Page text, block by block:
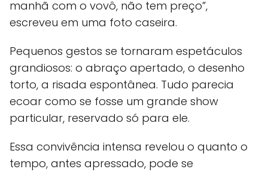
manhã com o vovô, não tem preço”,
escreveu em uma foto caseira.
Pequenos gestos se tornaram espetáculos
grandiosos: o abraço apertado, o desenho
torto, a risada espontânea. Tudo parecia
ecoar como se fosse um grande show
particular, reservado só para ele.
Essa convivência intensa revelou o quanto o
tempo, antes apressado, pode se